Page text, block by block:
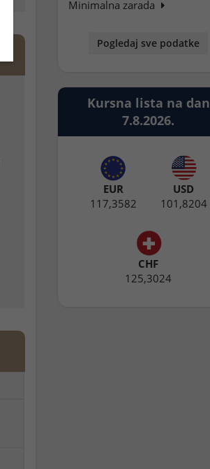
Minimalna zarada
Pogledaj sve podatke
Kursna lista na dan
7.8.2026.
EUR
117,3582
USD
101,8204
CHF
125,3024